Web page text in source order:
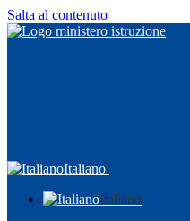
Salta al contenuto
Italiano
Italiano